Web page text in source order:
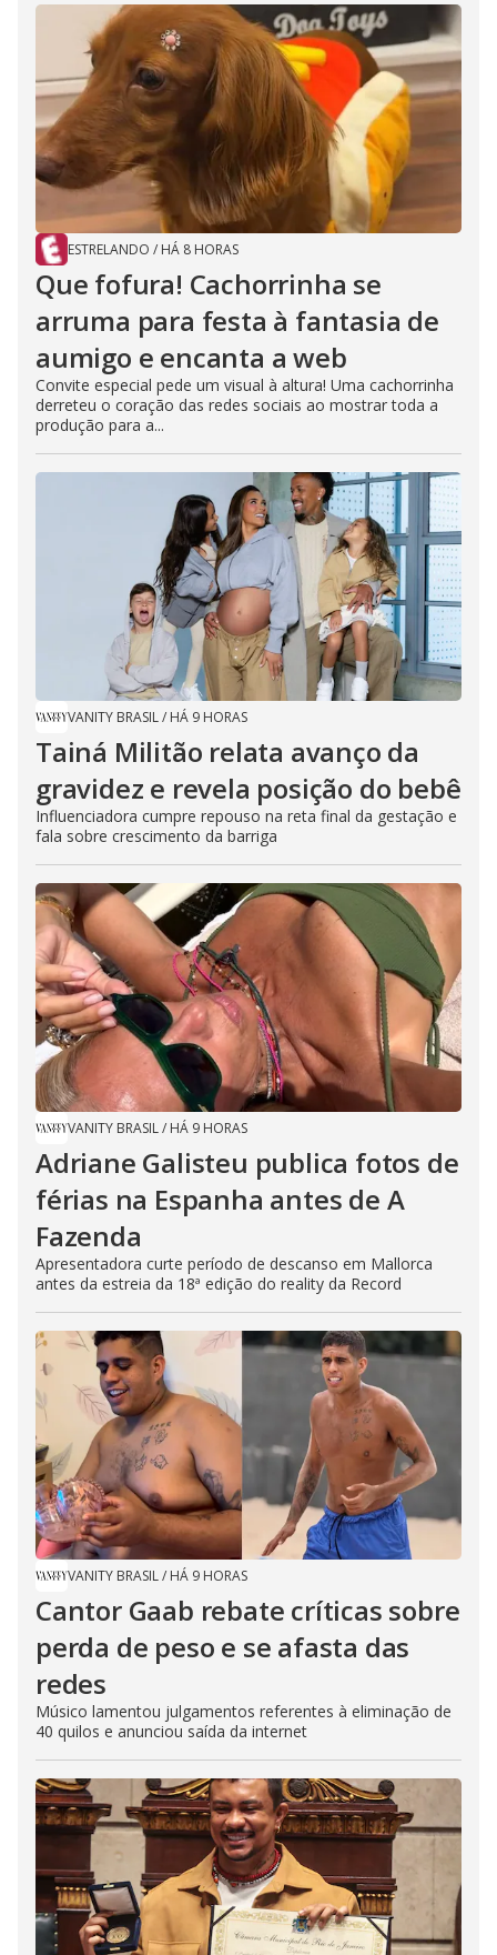
ESTRELANDO / HÁ 8 HORAS
Que fofura! Cachorrinha se
arruma para festa à fantasia de
aumigo e encanta a web
Convite especial pede um visual à altura! Uma cachorrinha
derreteu o coração das redes sociais ao mostrar toda a
produção para a...
VANITY BRASIL/ HÁ 9 HORAS
Tainá Militão relata avanço da
gravidez e revela posição do bebê
Influenciadora cumpre repouso na reta final da gestação e
fala sobre crescimento da barriga
VANITY BRASIL/ HÁ 9 HORAS
Adriane Galisteu publica fotos de
férias na Espanha antes de A
Fazenda
Apresentadora curte período de descanso em Mallorca
antes da estreia da 18ª edição do reality da Record
VANITY BRASIL/ HÁ 9 HORAS
Cantor Gaab rebate críticas sobre
perda de peso e se afasta das
redes
Músico lamentou julgamentos referentes à eliminação de
40 quilos e anunciou saída da internet